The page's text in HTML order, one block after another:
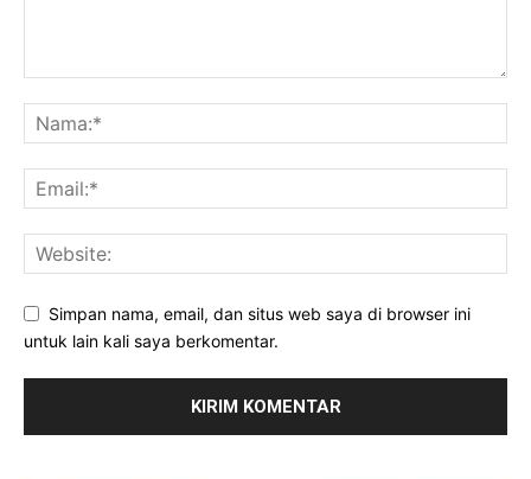
Simpan nama, email, dan situs web saya di browser ini
untuk lain kali saya berkomentar.